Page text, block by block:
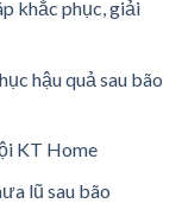
khắc phục, giải
hậu quả sau bão
KT Home
lũ sau bão